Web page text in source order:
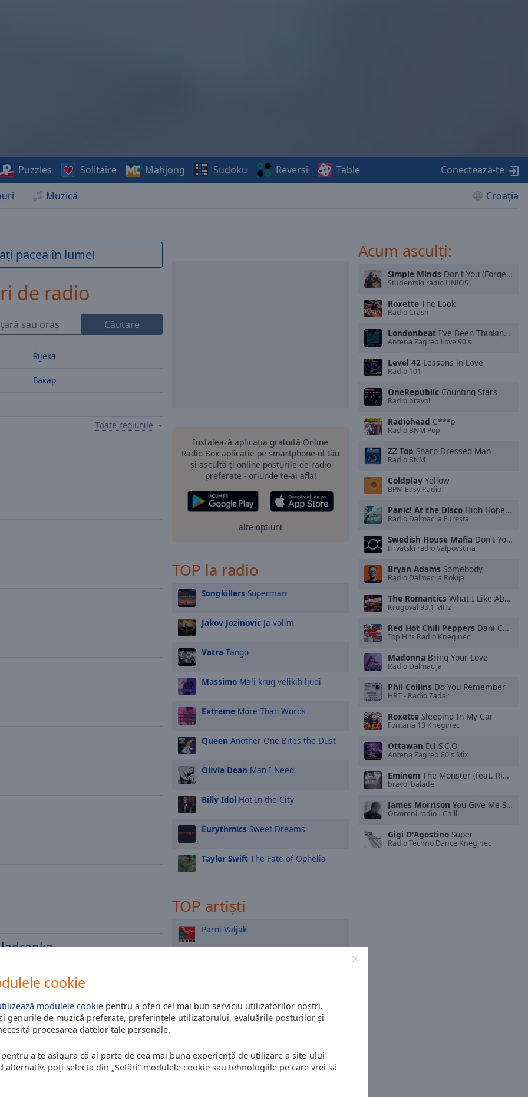
cookie
modulele cookie pentru a oferi cel mai bun serviciu utilizatorilor noștri.
genurile de muzică preferate, preferințele utilizatorului, evaluările posturilor și
procesarea datelor tale personale.
pentru a te asigura că ai parte de cea mai bună experiență de utilizare a site-ului
alternativ, poți selecta din „Setări” modulele cookie sau tehnologiile pe care vrei să
Muzică Croaţia
Puzzles Solitaire Mahjong Sudoku Reversi Table Conectează-te
pacea în lume!
de radio
Căutare
Rijeka
Бакар
Toate regiunile
Instalează aplicația gratuită Online
Radio Box aplicație pe smartphone-ul tău
și ascultă-ți online posturile de radio
preferate - oriunde te-ai afla!
alte optiuni
TOP la radio
Songkillers Superman
Jakov Jozinović Ja volim
Vatra Tango
Massimo Mali krug velikih ljudi
Extreme More Than Words
Queen Another One Bites the Dust
Olivia Dean Man I Need
Billy Idol Hot In the City
Eurythmics Sweet Dreams
Taylor Swift The Fate of Ophelia
TOP artiști
Parni Valjak
Dino Dvornik
Acum asculți:
Simple Minds Don't You (Forget About Me)
Studentski radio UNIOS
Roxette The Look
Radio Crash
Londonbeat I've Been Thinking About You
Antena Zagreb Love 90's
Level 42 Lessons in Love
Radio 101
OneRepublic Counting Stars
Radio bravo!
Radiohead C***p
Radio BNM Pop
ZZ Top Sharp Dressed Man
Radio BNM
Coldplay Yellow
BPM Easy Radio
Panic! At the Disco High Hopes (White Panda Remix)
Radio Dalmacija Furesta
Swedish House Mafia Don't You Worry Child (feat. John Martin)
Hrvatski radio Valpovština
Bryan Adams Somebody
Radio Dalmacija Rokija
The Romantics What I Like About You
Krugoval 93.1 MHz
Red Hot Chili Peppers Dani California
Top Hits Radio Kneginec
Madonna Bring Your Love
Radio Dalmacija
Phil Collins Do You Remember
HRT - Radio Zadar
Roxette Sleeping In My Car
Fontana 13 Kneginec
Ottawan D.I.S.C.O
Antena Zagreb 80's Mix
Eminem The Monster (feat. Rihanna)
bravo! balade
James Morrison You Give Me Something
Otvoreni radio - Chill
Gigi D'Agostino Super
Radio Techno Dance Kneginec